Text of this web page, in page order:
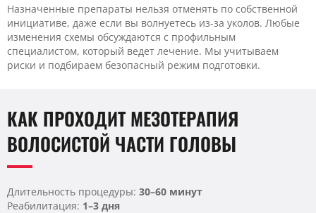
Назначенные препараты нельзя отменять по собственной
инициативе, даже если вы волнуетесь из-за уколов. Любые
изменения схемы обсуждаются с профильным
специалистом, который ведет лечение. Мы учитываем
риски и подбираем безопасный режим подготовки.
КАК ПРОХОДИТ МЕЗОТЕРАПИЯ
ВОЛОСИСТОЙ ЧАСТИ ГОЛОВЫ
Длительность процедуры: 30–60 минут
Реабилитация: 1–3 дня